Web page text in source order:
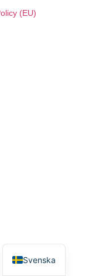
(EU)
Svenska